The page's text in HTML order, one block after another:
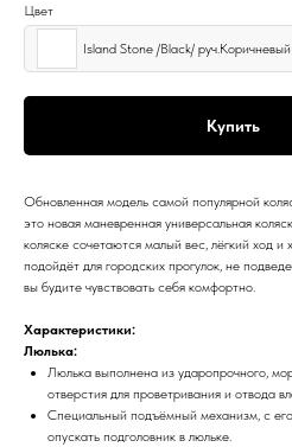
Цвет
Island Stone /Black/ руч.Коричневый
Купить
Обновленная модель самой популярной
это новая маневренная универсальная
коляске сочетаются малый вес, лёгкий ход
подойдёт для городских прогулок, не
вы будите чувствовать себя комфортно.
Характеристики:
Люлька:
Люлька выполнена из ударопрочного,
отверстия для проветривания и отвода
Специальный подъёмный механизм, с
опускать подголовник в люльке.